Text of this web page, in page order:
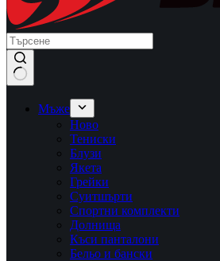
Мъже
Ново
Тениски
Блузи
Якета
Грейки
Суитшърти
Спортни комплекти
Долнища
Къси панталони
Бельо и бански